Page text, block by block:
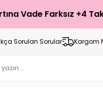
Vade Farksız +4
Sorulan Sorular Kargom